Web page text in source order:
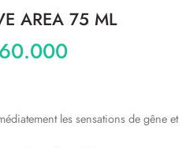
AREA 75 ML
60.000
les sensations de gêne et